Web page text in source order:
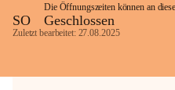
Glück Auf!
GmbH
Die Öffnungszeiten können an
SO Geschlossen
Zuletzt bearbeitet: 27.08.2025